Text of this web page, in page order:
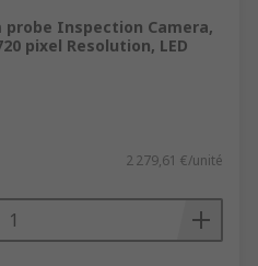
probe Inspection Camera,
pixel Resolution, LED
2 279,61 €/unité